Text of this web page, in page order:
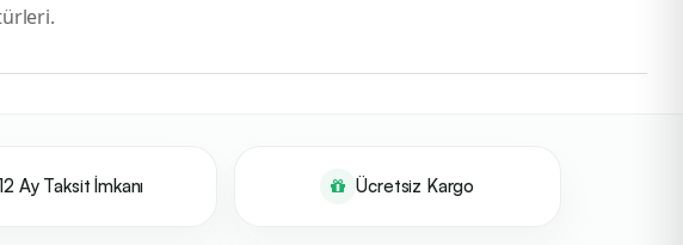
Ay Taksit İmkanı Ücretsiz Kargo